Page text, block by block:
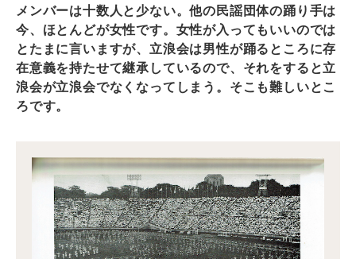
メンバーは十数人と少ない。他の民謡団体の踊り手は
今、ほとんどが女性です。女性が入ってもいいのでは
とたまに言いますが、立浪会は男性が踊るところに存
在意義を持たせて継承しているので、それをすると立
浪会が立浪会でなくなってしまう。そこも難しいとこ
ろです。